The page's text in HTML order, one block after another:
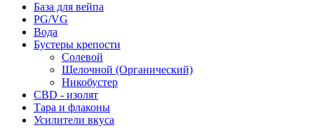
База для вейпа
PG/VG
Вода
Бустеры крепости
Солевой
Щелочной (Органический)
Никобустер
CBD - изолят
Тара и флаконы
Усилители вкуса